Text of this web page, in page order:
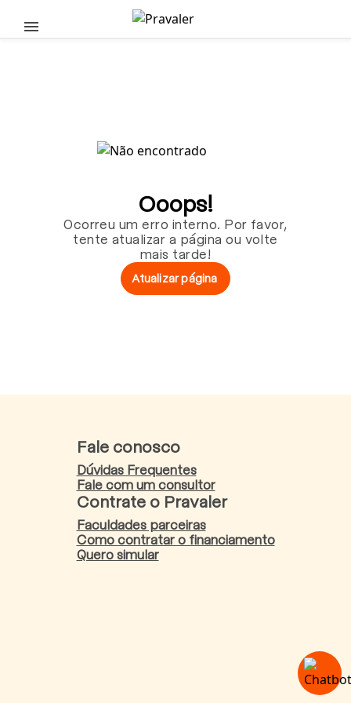
Pular para o conteúdo principal
Ooops!
Ocorreu um erro interno. Por favor,
tente atualizar a página ou volte
mais tarde!
Atualizar página
Fale conosco
Dúvidas Frequentes
Fale com um consultor
Contrate o Pravaler
Faculdades parceiras
Como contratar o financiamento
Quero simular